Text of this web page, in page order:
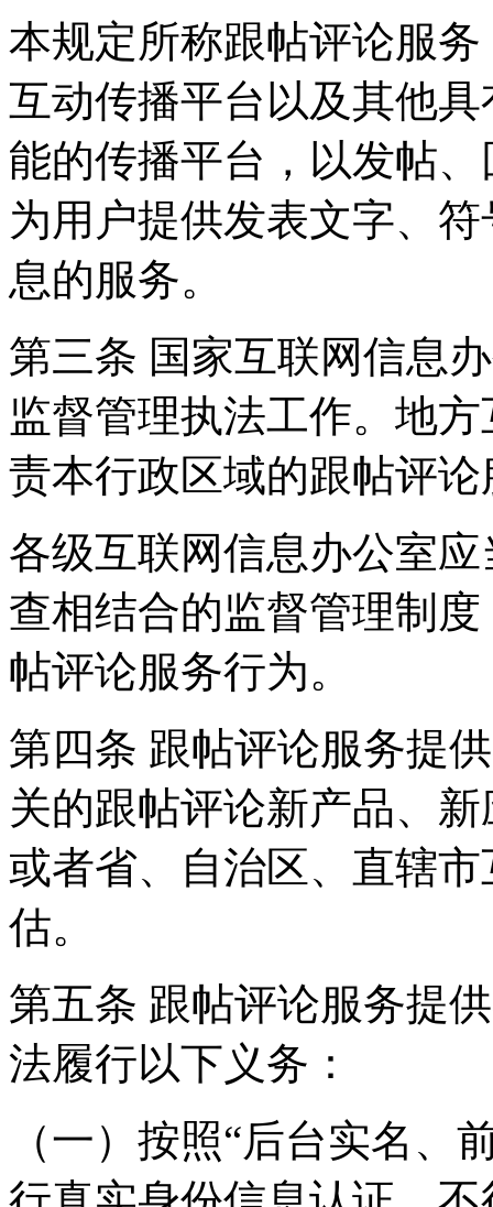
本规定所称跟帖评论服
互动传播平台以及其他
能的传播平台，以发帖
为用户提供发表文字、
息的服务。
第三条 国家互联网信息
监督管理执法工作。地
责本行政区域的跟帖评
各级互联网信息办公室
查相结合的监督管理制
帖评论服务行为。
第四条 跟帖评论服务提
关的跟帖评论新产品、
或者省、自治区、直辖
估。
第五条 跟帖评论服务提
法履行以下义务：
（一）按照“后台实名、